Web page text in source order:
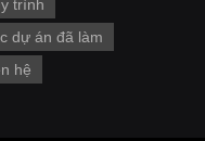
trình
dự án đã làm
hệ